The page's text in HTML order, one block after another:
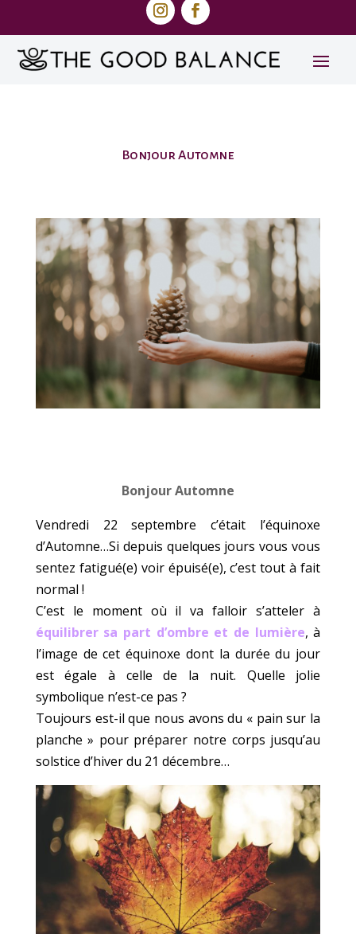
Bonjour Automne
Bonjour Automne
Vendredi 22 septembre c’était l’équinoxe
d’Automne…Si depuis quelques jours vous vous
sentez fatigué(e) voir épuisé(e), c’est tout à fait
normal !
C’est le moment où il va falloir s’atteler à
équilibrer sa part d’ombre et de lumière, à
l’image de cet équinoxe dont la durée du jour
est égale à celle de la nuit. Quelle jolie
symbolique n’est-ce pas ?
Toujours est-il que nous avons du « pain sur la
planche » pour préparer notre corps jusqu’au
solstice d’hiver du 21 décembre…